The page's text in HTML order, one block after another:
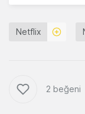
Netflix
2 beğeni